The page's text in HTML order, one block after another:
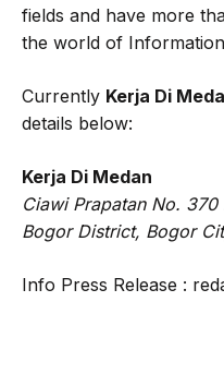
fields and have more
the world of
Currently Kerja Di
details below:
Kerja Di Medan
Ciawi Prapatan No.
Bogor District, Bogor
Info Press Release :